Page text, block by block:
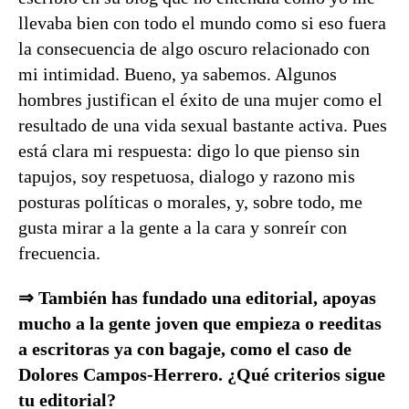
llevaba bien con todo el mundo como si eso fuera
la consecuencia de algo oscuro relacionado con
mi intimidad. Bueno, ya sabemos. Algunos
hombres justifican el éxito de una mujer como el
resultado de una vida sexual bastante activa. Pues
está clara mi respuesta: digo lo que pienso sin
tapujos, soy respetuosa, dialogo y razono mis
posturas políticas o morales, y, sobre todo, me
gusta mirar a la gente a la cara y sonreír con
frecuencia.
⇒ También has fundado una editorial, apoyas
mucho a la gente joven que empieza o reeditas
a escritoras ya con bagaje, como el caso de
Dolores Campos-Herrero. ¿Qué criterios sigue
tu editorial?